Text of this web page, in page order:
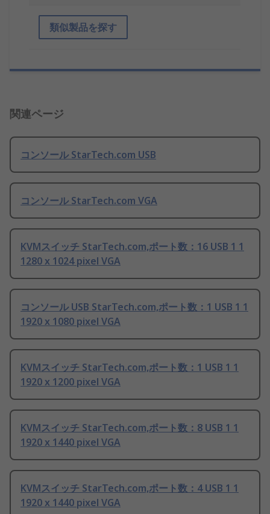
類似製品を探す
関連ページ
コンソール StarTech.com USB
コンソール StarTech.com VGA
KVMスイッチ StarTech.com,ポート数：16 USB 1 1
1280 x 1024 pixel VGA
コンソール USB StarTech.com,ポート数：1 USB 1 1
1920 x 1080 pixel VGA
KVMスイッチ StarTech.com,ポート数：1 USB 1 1
1920 x 1200 pixel VGA
KVMスイッチ StarTech.com,ポート数：8 USB 1 1
1920 x 1440 pixel VGA
KVMスイッチ StarTech.com,ポート数：4 USB 1 1
1920 x 1440 pixel VGA